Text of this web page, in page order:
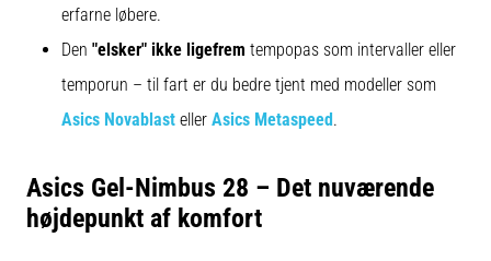
erfarne løbere.
Den "elsker" ikke ligefrem tempopas som intervaller eller
temporun – til fart er du bedre tjent med modeller som
Asics Novablast eller Asics Metaspeed.
Asics Gel-Nimbus 28 – Det nuværende
højdepunkt af komfort